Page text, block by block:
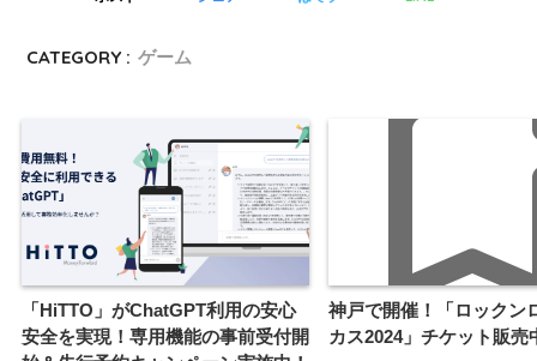
CATEGORY : ゲーム
「HiTTO」がChatGPT利用の安心
安全を実現！専用機能の事前受付開
神戸で開催！「ロックン
カス2024」チケット販売